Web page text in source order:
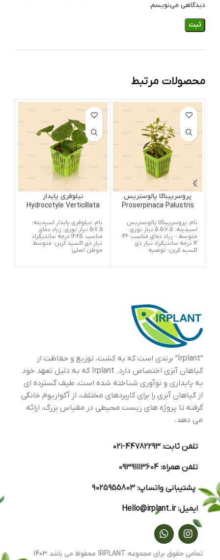
دیدگاهی می‌نویسم.
محصولات مرتبط
پروسرپیناکا پالوستریس
Proserpinaca Palustris
نام: پروسرپیناکا پالوستریس
اسیدیته: 7.5-5.5 نیاز نوری:
متوسط – زیاد دمای مناسب: 26-
12 درجه سانتیگراد نیاز دی
اکسید کربن: توصیه
نیلوفری پایدار
Hydrocotyle Verticillata
نام: نیلوفری پایدار اسیدیته:
7.5-5 نیاز نوری: زیاد دمای
مناسب: 25-12 درجه سانتیگراد
نیاز دی اکسید کربن: متوسط
موطن اصلی:
“Irplant” برندی است که به کشت، توزیع و حفاظت از
گیاهان آبزی اختصاص دارد. Irplant که به دلیل تعهد خود
به پایداری و نوآوری شناخته شده است، طیف گسترده ای
از گیاهان آبزی را برای کاربردهای مختلف، از آکواریوم خانگی
گرفته تا پروژه های زیست محیطی در مقیاس بزرگ، ارائه
می دهد.
تلفن ثابت:44782293-۰۲۱
تلفن همراه:09391113604
پشتیبانی واتساپ:9025955803
ایمیل:Hello@irplant.ir
تمامی حقوق برای مجموعه IRPLANT محفوظ می باشد 1403